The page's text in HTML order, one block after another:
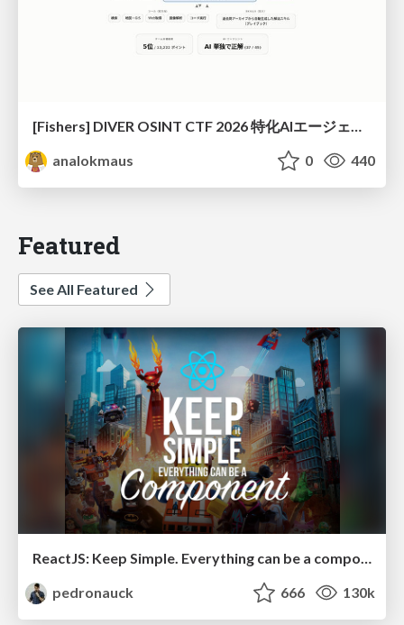
[Fishers] DIVER OSINT CTF 2026 特化AIエージェントハーネスで挑戦するOSINT CTF
analokmaus
0 440
Featured
See All Featured
ReactJS: Keep Simple. Everything can be a component!
pedronauck
666 130k